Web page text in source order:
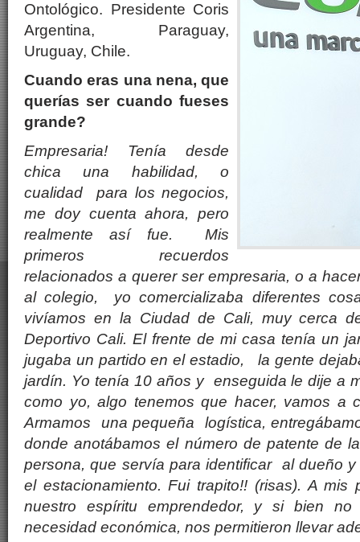
Ontológico. Presidente Coris
Argentina, Paraguay,
Uruguay, Chile.
Cuando eras una nena, que
querías ser cuando fueses
grande?
Empresaria! Tenía desde
chica una habilidad, o
cualidad para los negocios,
me doy cuenta ahora, pero
realmente así fue. Mis
primeros recuerdos
relacionados a querer ser empresaria, o a
al colegio, yo comercializaba diferentes
vivíamos en la Ciudad de Cali, muy cerca
Deportivo Cali. El frente de mi casa tenía un
jugaba un partido en el estadio, la gente
jardín. Yo tenía 10 años y enseguida le dije a
como yo, algo tenemos que hacer, vamos a
Armamos una pequeña logística,
donde anotábamos el número de patente de
persona, que servía para identificar al dueño
el estacionamiento. Fui trapito!! (risas). A mis
nuestro espíritu emprendedor, y si bien
necesidad económica, nos permitieron llevar